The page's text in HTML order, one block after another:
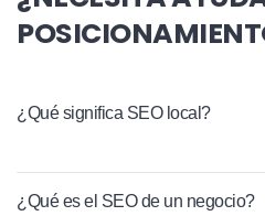
¿Qué significa SEO local?
¿Qué es el SEO de un negocio?